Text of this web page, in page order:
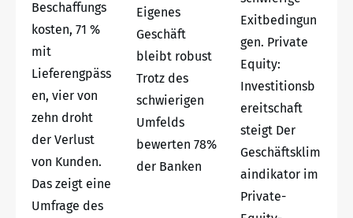
Beschaffungs
kosten, 71 %
mit
Lieferengpäss
en, vier von
zehn droht
der Verlust
von Kunden.
Das zeigt eine
Umfrage des
Eigenes
Geschäft
bleibt robust
Trotz des
schwierigen
Umfelds
bewerten 78%
der Banken
Exitbedingun
gen. Private
Equity:
Investitionsb
ereitschaft
steigt Der
Geschäftsklim
aindikator im
Private-